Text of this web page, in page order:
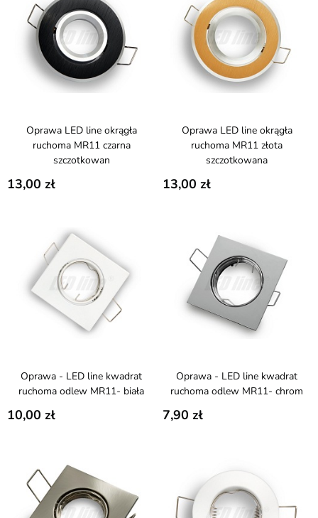
Oprawa LED line okrągła
ruchoma MR11 czarna
szczotkowan
13,00
Oprawa LED line okrągła
ruchoma MR11 złota
szczotkowana
13,00
Oprawa - LED line kwadrat
ruchoma odlew MR11- biała
10,00
Oprawa - LED line kwadrat
ruchoma odlew MR11- chrom
7,90